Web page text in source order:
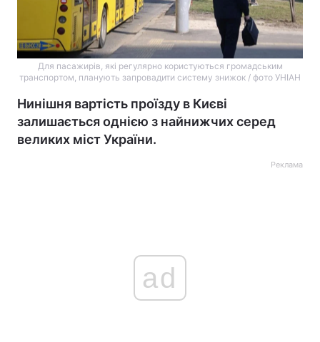
Для пасажирів, які регулярно користуються громадським
транспортом, планують запровадити систему знижок / фото УНІАН
Нинішня вартість проїзду в Києві
залишається однією з найнижчих серед
великих міст України.
Реклама
ad